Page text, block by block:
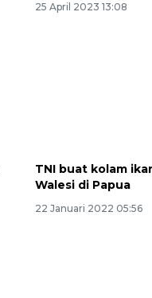
25 April 2023 13:08
TNI buat kolam
Walesi di Papua
22 Januari 2022 05:56